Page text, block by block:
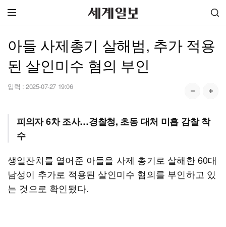
아들 사제총기 살해범, 추가 적용
된 살인미수 혐의 부인
입력 : 2025-07-27 19:06
피의자 6차 조사…경찰청, 초동 대처 미흡 감찰 착
수
생일잔치를 열어준 아들을 사제 총기로 살해한 60대
남성이 추가로 적용된 살인미수 혐의를 부인하고 있
는 것으로 확인됐다.